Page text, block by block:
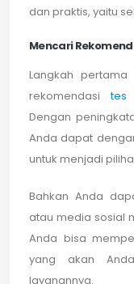
dan praktis, yaitu
Mencari
Langkah
rekomendasites
Dengan
Anda dapat
untuk menjadi
Bahkan Anda
atau media sosial
Anda bisa
yang akan
layanannya.